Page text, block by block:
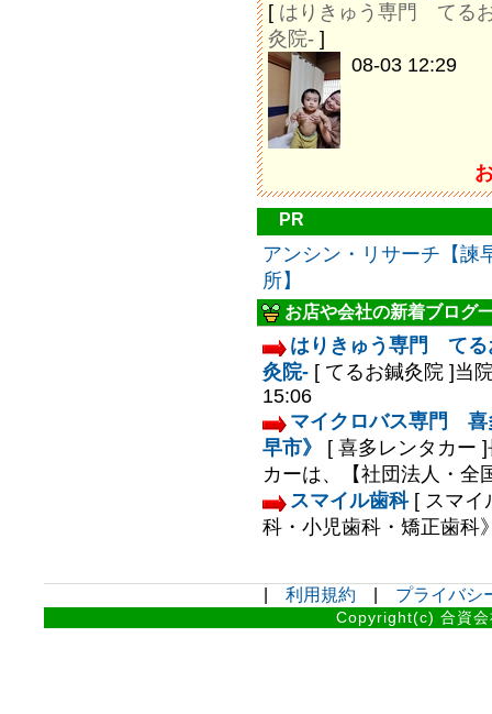
[ はりきゅう専門 てる
灸院- ]
08-03 12:29
PR
アンシン・リサーチ【諫
所】
お店や会社の新着ブログ
はりきゅう専門 てる
灸院- [ てるお鍼灸院 ]当
15:06
マイクロバス専門
早市》
[ 喜多レンタカー ]
カーは、【社団法人・全
スマイル歯科 [ スマイ
科・小児歯科・矯正歯科
利用規約 プライバシ
Copyright(c) 合資